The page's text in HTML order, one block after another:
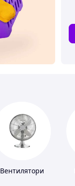
Вентилятори